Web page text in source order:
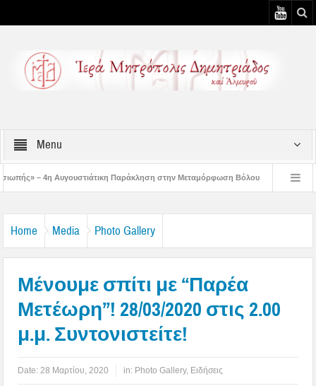
Menu
Παράκληση στην Μεταμόρφωση Βόλου Επίσκεψη του Δ/ντού της Β/
Home Media Photo Gallery
Μένουμε σπίτι με “Παρέα
Μετέωρη”! 28/03/2020 στις 2.00
μ.μ. Συντονιστείτε!
Date: 28 Μαρτίου, 2020 in: Photo Gallery, Ειδήσεις